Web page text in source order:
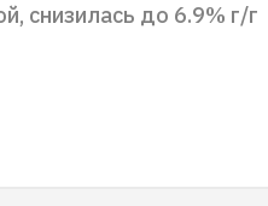
снизилась до 6.9% г/г